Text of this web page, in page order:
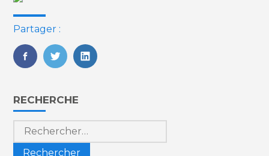
Partager :
FaceBook
TwitterLinkedIn
Blog
sidebar
RECHERCHE
Rechercher :